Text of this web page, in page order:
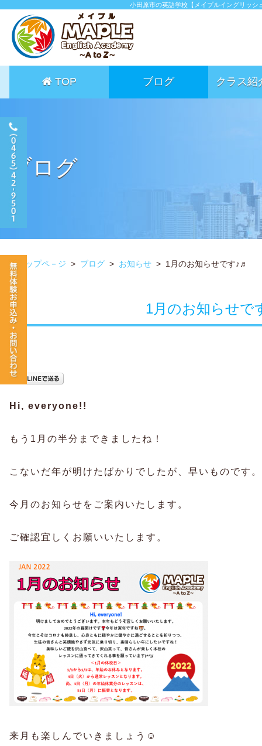
小田原市の英語学校【メイプルイングリッ
TOP ブログ クラス紹
ブログ
トップペ－ジ > ブログ > お知らせ > 1月のお知らせです♪♬
1月のお知らせで
Hi, everyone!!
もう1月の半分まできましたね！
こないだ年が明けたばかりでしたが、早いものです。
今月のお知らせをご案内いたします。
ご確認宜しくお願いいたします。
来月も楽しんでいきましょう☺